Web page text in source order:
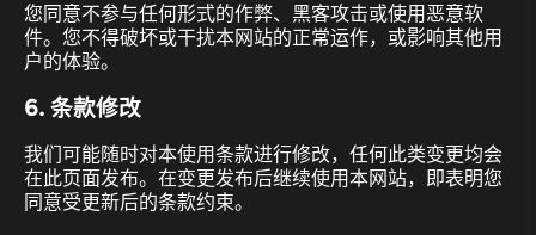
您同意不参与任何形式的作弊、黑客攻击或使用恶意软
件。您不得破坏或干扰本网站的正常运作，或影响其他用
户的体验。
6. 条款修改
我们可能随时对本使用条款进行修改，任何此类变更均会
在此页面发布。在变更发布后继续使用本网站，即表明您
同意受更新后的条款约束。